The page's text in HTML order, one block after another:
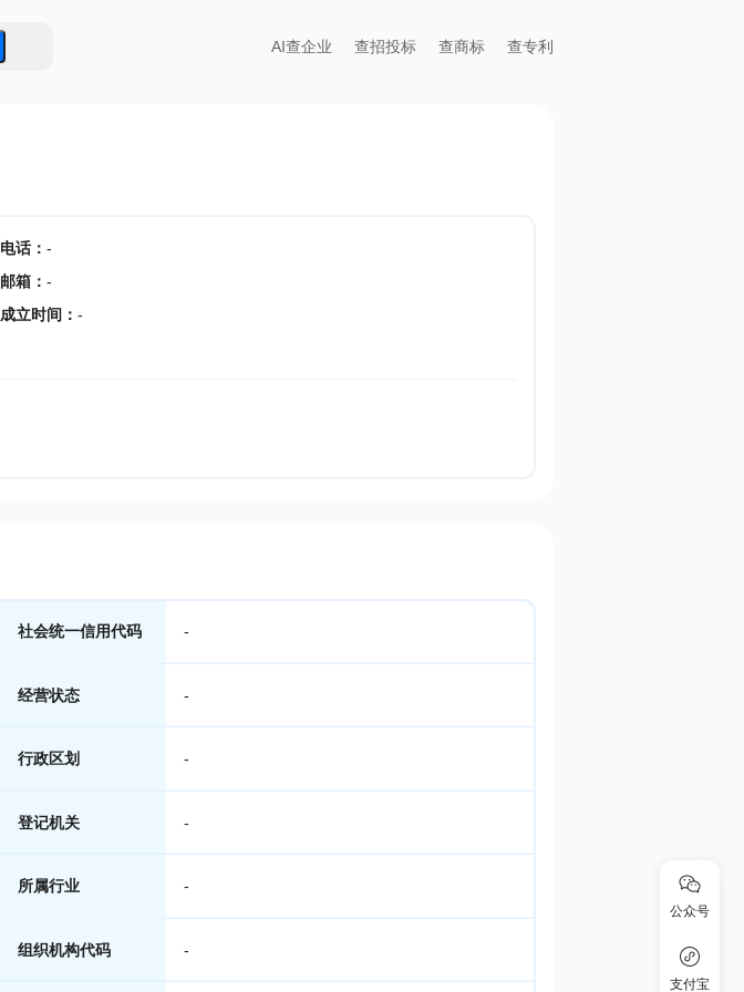
AI查企业 查招投标 查商标 查专利
电话： -
邮箱 ： -
成立时间 ： -
社会统一信用代码 -
经营状态 -
行政区划 -
登记机关 -
所属行业 -
组织机构代码 -
公众号
支付宝